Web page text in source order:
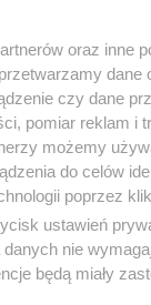
oraz inne
czy dane
pomiar reklam i
możemy
do celów
poprzez
ustawień
nie
będą miały